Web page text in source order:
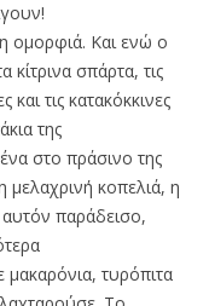
ομορφιά. Και ενώ ο
σπάρτα, τις
και τις κατακόκκινες
της
στο πράσινο της
κοπελιά, η
παράδεισο,
μακαρόνια, τυρόπιτα